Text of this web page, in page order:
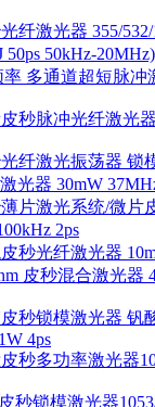
纤激光器 355/532/
50ps 50kHz-20MHz)
多通道超短脉冲
秒脉冲光纤激光
光纤激光振荡器 锁
光器 30mW
薄片激光系统/微片
2ps
秒光纤激光器
皮秒混合激光器
秒锁模激光器 钒
4ps
秒多功率激光器
秒锁模激光器